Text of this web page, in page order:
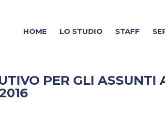
HOME LO STUDIO STAFF
PER GLI ASSUNTI